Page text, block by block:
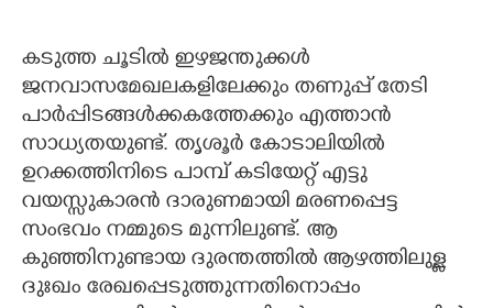
കടുത്ത ചൂടിൽ ഇഴജന്തുക്കൾ
ജനവാസമേഖലകളിലേക്കും തണുപ്പ് തേടി
പാർപ്പിടങ്ങൾക്കകത്തേക്കും എത്താൻ
സാധ്യതയുണ്ട്. തൃശൂർ കോടാലിയിൽ
ഉറക്കത്തിനിടെ പാമ്പ് കടിയേറ്റ് എട്ടു
വയസ്സുകാരൻ ദാരുണമായി മരണപ്പെട്ട
സംഭവം നമ്മുടെ മുന്നിലുണ്ട്. ആ
കുഞ്ഞിനുണ്ടായ ദുരന്തത്തിൽ ആഴത്തിലുള്ള
ദുഃഖം രേഖപ്പെടുത്തുന്നതിനൊപ്പം